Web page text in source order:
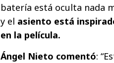
batería está oculta nada
y el asiento está
en la película.
Ángel Nieto comentó: